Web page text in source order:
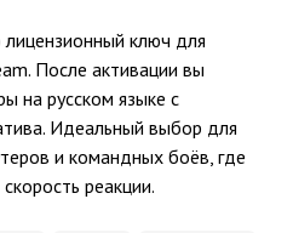
ключ для
После активации вы
на русском языке с
Идеальный выбор для
и командных боёв, где
реакции.